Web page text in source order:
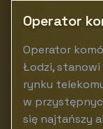
Operator
Operator
Łodzi,
rynku
w
się najtańszy